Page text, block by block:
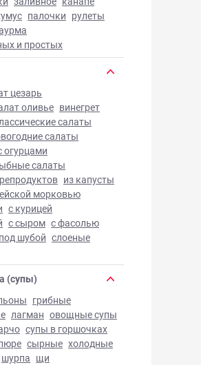
палочки рулеты
и простых
цезарь
оливье винегрет
салаты
салаты
огурцами
салаты
из капусты
морковью
с курицей
с сыром с фасолью
шубой слоеные
(супы)
грибные
лагман овощные супы
супы в горшочках
сырные холодные
шурпа щи